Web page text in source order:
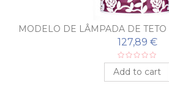
MODELO DE LÂMPADA DE
127,89 €
Add to cart